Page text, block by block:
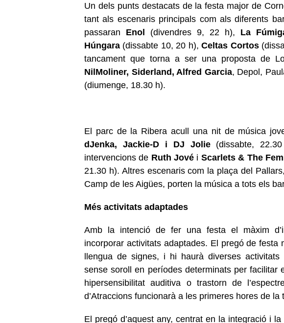
Un dels punts destacats de la festa major de
tant als escenaris principals com als diferents
passaran Enol (divendres 9, 22 h), La
Húngara (dissabte 10, 20 h),Celtas Cortos
tancament que torna a ser una proposta de
NilMoliner, Siderland, Alfred Garcia, Depol,
(diumenge, 18.30 h).
El parc de la Ribera acull una nit de música
dJenka, Jackie-D i DJ Jolie(dissabte,
intervencions de Ruth Jové i Scarlets & The
21.30 h). Altres escenaris com la plaça del
Camp de les Aigües, porten la música a tots els
Més activitats adaptades
Amb la intenció de fer una festa el màxim
incorporar activitats adaptades. El pregó de festa
llengua de signes, i hi haurà diverses
sense soroll en períodes determinats per facilitar
hipersensibilitat auditiva o trastorn de
d’Atraccions funcionarà a les primeres hores de
El pregó d’aquest any, centrat en la integració i